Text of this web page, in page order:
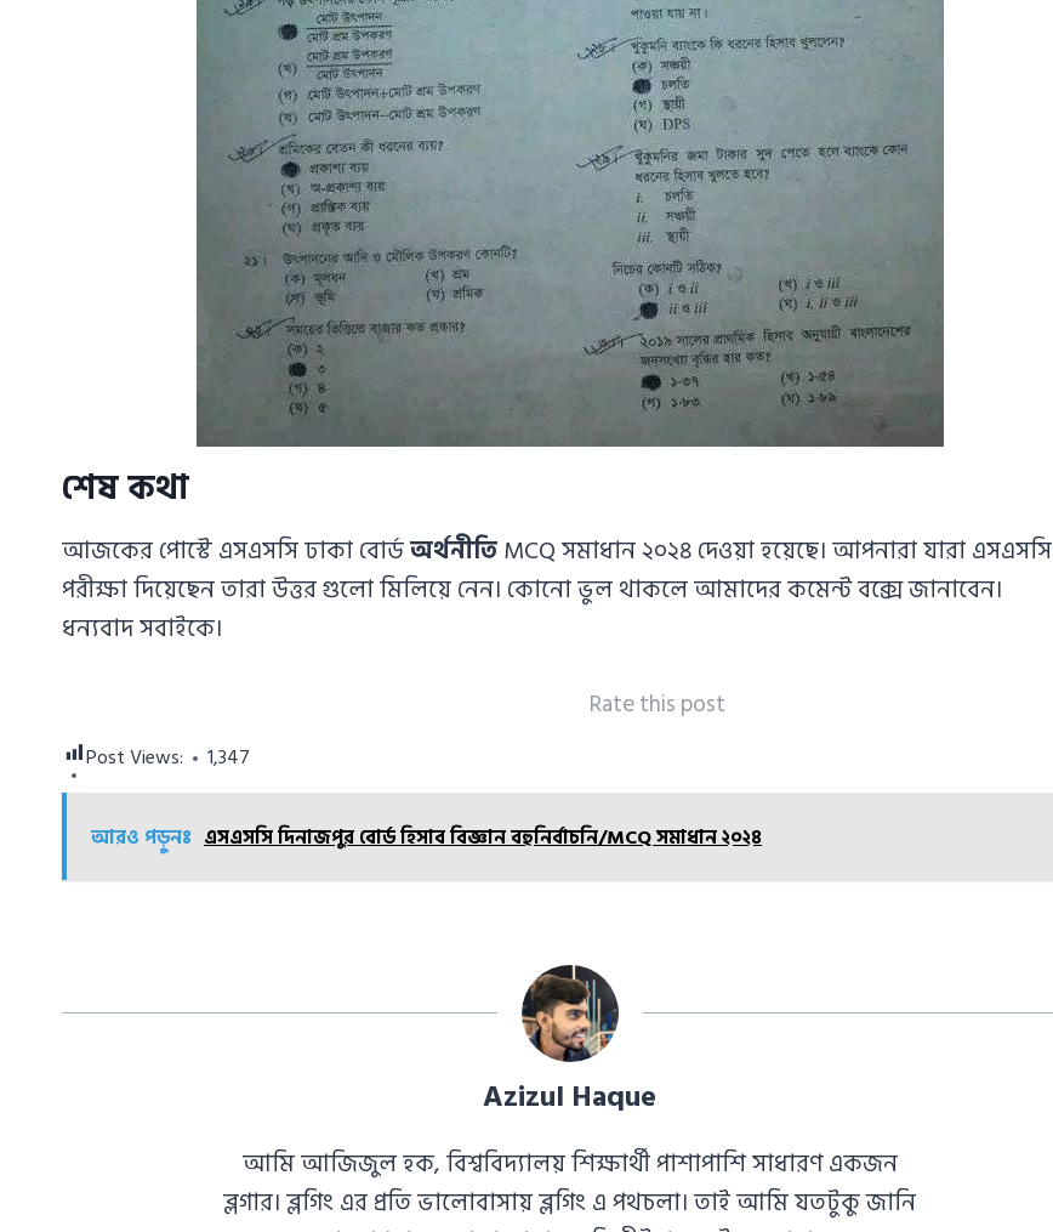
শেষ কথা
আজকের পোস্টে এসএসসি ঢাকা বোর্ডঅর্থনীতিMCQ সমাধান ২০২৪ দেওয়া হয়েছে। আপনারা যারা এসএসসি
পরীক্ষা দিয়েছেন তারা উত্তর গুলো মিলিয়ে নেন। কোনো ভুল থাকলে আমাদের কমেন্ট বক্সে জানাবেন।
ধন্যবাদ সবাইকে।
Rate this post
Post Views: 1,347
আরও পড়ুনঃ এসএসসি দিনাজপুর বোর্ড হিসাব বিজ্ঞান বহুনির্বাচনি/MCQ সমাধান ২০২৪
Azizul Haque
আমি আজিজুল হক, বিশ্ববিদ্যালয় শিক্ষার্থী পাশাপাশি সাধারণ একজন
ব্লগার। ব্লগিং এর প্রতি ভালোবাসায় ব্লগিং এ পথচলা। তাই আমি যতটুকু জানি